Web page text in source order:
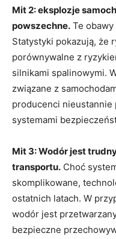
Mit 2: eksplozje
powszechne. Te
Statystyki pokazują, że
porównywalne z
silnikami spalinowymi.
związane ‍z
producenci nieustannie
systemami
Mit 3: ‍Wodór jest
transportu. Choć
skomplikowane,
ostatnich‌ latach. W
wodór jest
bezpieczne